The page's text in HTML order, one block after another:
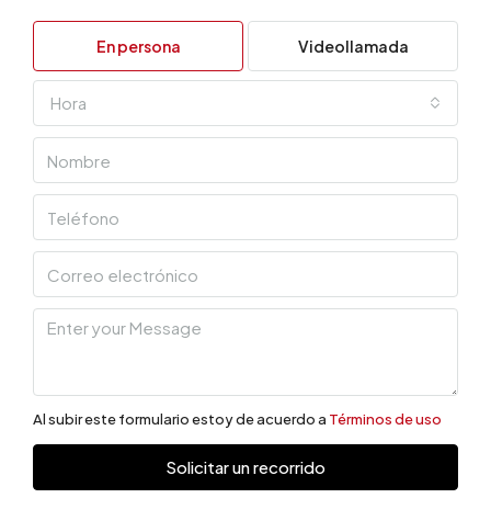
En persona Videollamada
Hora
Al subir este formulario estoy de acuerdo a Términos de uso
Solicitar un recorrido